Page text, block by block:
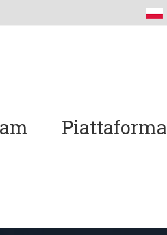
Piattaforma